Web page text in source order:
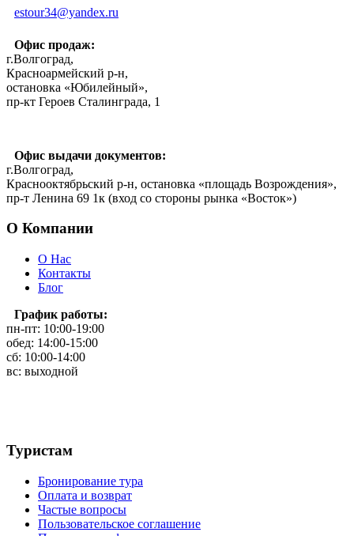
estour34@yandex.ru
Офис продаж:
г.Волгоград,
Красноармейский р-н,
остановка «Юбилейный»,
пр-кт Героев Сталинграда, 1
Офис выдачи документов:
г.Волгоград,
Краснооктябрьский р-н, остановка «площадь Возрождения»,
пр-т Ленина 69 1к (вход со стороны рынка «Восток»)
О Компании
О Нас
Контакты
Блог
График работы:
пн-пт: 10:00-19:00
обед: 14:00-15:00
сб: 10:00-14:00
вс: выходной
Туристам
Бронирование тура
Оплата и возврат
Частые вопросы
Пользовательское соглашение